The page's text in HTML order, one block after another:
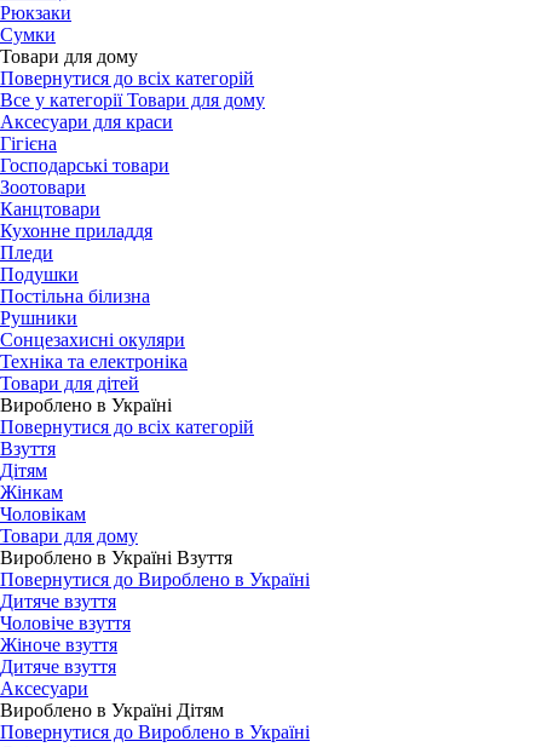
Рюкзаки
Сумки
Товари для дому
Повернутися до всіх категорій
Все у категорії Товари для дому
Аксесуари для краси
Гігієна
Господарські товари
Зоотовари
Канцтовари
Кухонне приладдя
Пледи
Подушки
Постільна білизна
Рушники
Сонцезахисні окуляри
Техніка та електроніка
Товари для дітей
Вироблено в Україні
Повернутися до всіх категорій
Взуття
Дітям
Жінкам
Чоловікам
Товари для дому
Вироблено в Україні Взуття
Повернутися до Вироблено в Україні
Дитяче взуття
Чоловіче взуття
Жіноче взуття
Дитяче взуття
Аксесуари
Вироблено в Україні Дітям
Повернутися до Вироблено в Україні